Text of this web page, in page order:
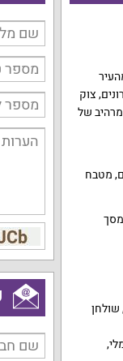
צוק
של
ועוד שירותים, מטבח
ל-8 איש, מסך גדול 75 אינטש, שולחן